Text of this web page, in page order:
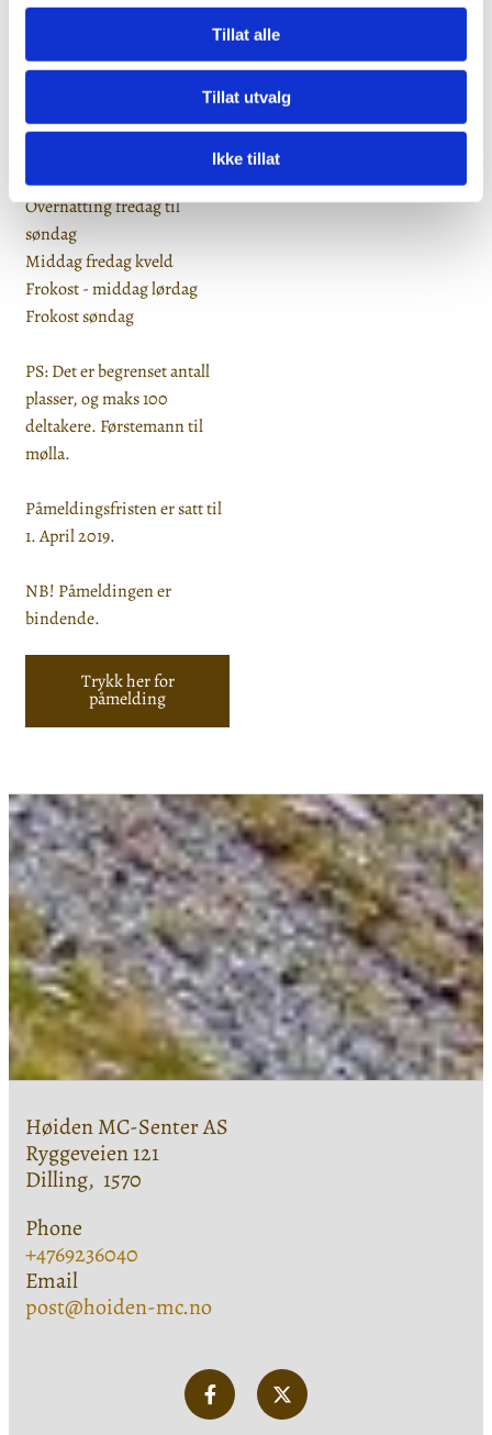
Tillat alle
Tillat utvalg
Ikke tillat
Dobbeltrom: kr. 2800,- pr.
Tillegg for enkeltrom: kr.
prisen:
Overnatting fredag til
søndag
Middag fredag kveld
Frokost - middag lørdag
Frokost søndag
PS: Det er begrenset antall
plasser, og maks 100
deltakere. Førstemann til
mølla.
Påmeldingsfristen er satt til
1. April 2019.
NB! Påmeldingen er
bindende.
Trykk her for
påmelding
Høiden MC-Senter AS
Ryggeveien 121
Dilling, 1570
Phone
+4769236040
Email
post@hoiden-mc.no